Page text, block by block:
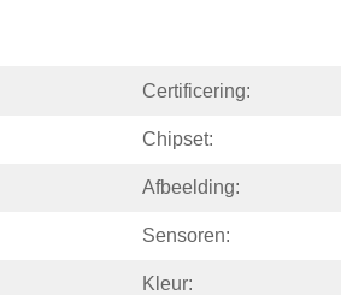
Certificering:
Chipset:
Afbeelding:
Sensoren:
Kleur: